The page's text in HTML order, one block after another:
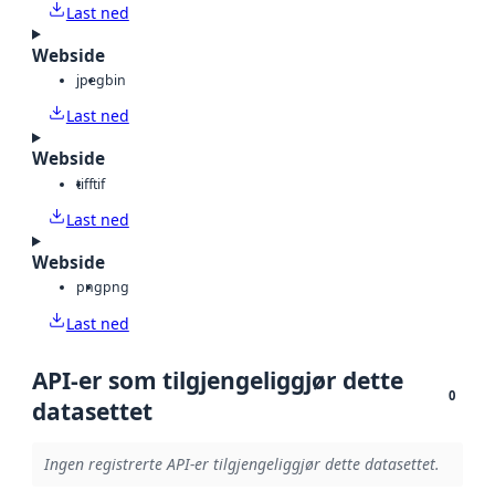
Last ned
Webside
jpegbin
Last ned
Webside
tifftif
Last ned
Webside
pngpng
Last ned
API-er som tilgjengeliggjør dette
datasettet
0
Ingen registrerte API-er tilgjengeliggjør dette datasettet.